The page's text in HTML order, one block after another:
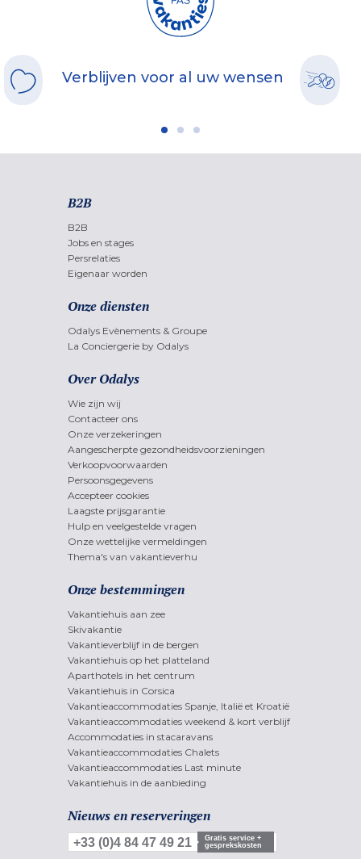
Verblijven voor al uw wensen
B2B
B2B
Jobs en stages
Persrelaties
Eigenaar worden
Onze diensten
Odalys Evènements & Groupe
La Conciergerie by Odalys
Over Odalys
Wie zijn wij
Contacteer ons
Onze verzekeringen
Aangescherpte gezondheidsvoorzieningen
Verkoopvoorwaarden
Persoonsgegevens
Accepteer cookies
Laagste prijsgarantie
Hulp en veelgestelde vragen
Onze wettelijke vermeldingen
Thema's van vakantieverhu
Onze bestemmingen
Vakantiehuis aan zee
Skivakantie
Vakantieverblijf in de bergen
Vakantiehuis op het platteland
Aparthotels in het centrum
Vakantiehuis in Corsica
Vakantieaccommodaties Spanje, Italië et Kroatië
Vakantieaccommodaties weekend & kort verblijf
Accommodaties in stacaravans
Vakantieaccommodaties Chalets
Vakantieaccommodaties Last minute
Vakantiehuis in de aanbieding
Nieuws en reserveringen
+33 (0)4 84 47 49 21
Gratis service +
gesprekskosten